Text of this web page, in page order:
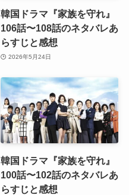
韓国ドラマ『家族を守れ』
106話〜108話のネタバレあ
らすじと感想
2026年5月24日
韓国ドラマ『家族を守れ』
100話〜102話のネタバレあ
らすじと感想